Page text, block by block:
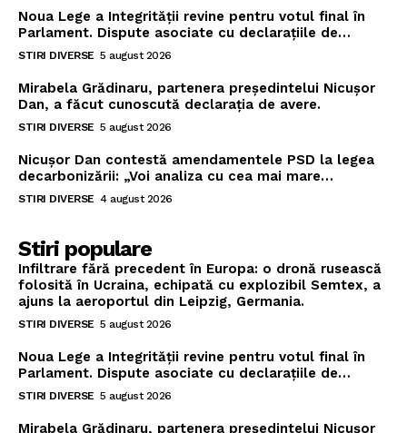
Noua Lege a Integrității revine pentru votul final în
Parlament. Dispute asociate cu declarațiile de…
STIRI DIVERSE 5 august 2026
Mirabela Grădinaru, partenera președintelui Nicușor
Dan, a făcut cunoscută declarația de avere.
STIRI DIVERSE 5 august 2026
Nicușor Dan contestă amendamentele PSD la legea
decarbonizării: „Voi analiza cu cea mai mare…
STIRI DIVERSE 4 august 2026
Stiri populare
Infiltrare fără precedent în Europa: o dronă rusească
folosită în Ucraina, echipată cu explozibil Semtex, a
ajuns la aeroportul din Leipzig, Germania.
STIRI DIVERSE 5 august 2026
Noua Lege a Integrității revine pentru votul final în
Parlament. Dispute asociate cu declarațiile de…
STIRI DIVERSE 5 august 2026
Mirabela Grădinaru, partenera președintelui Nicușor